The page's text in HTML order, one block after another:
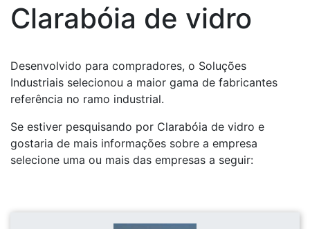
Clarabóia de vidro
Desenvolvido para compradores, o Soluções
Industriais selecionou a maior gama de fabricantes
referência no ramo industrial.
Se estiver pesquisando por Clarabóia de vidro e
gostaria de mais informações sobre a empresa
selecione uma ou mais das empresas a seguir: